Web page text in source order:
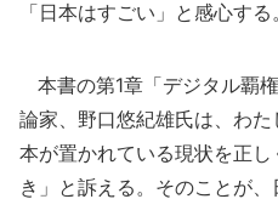
「日本はすごい」と感心する。
本書の第1章「デジタル覇
論家、野口悠紀雄氏は、わ
本が置かれている現状を正
き」と訴える。そのことが